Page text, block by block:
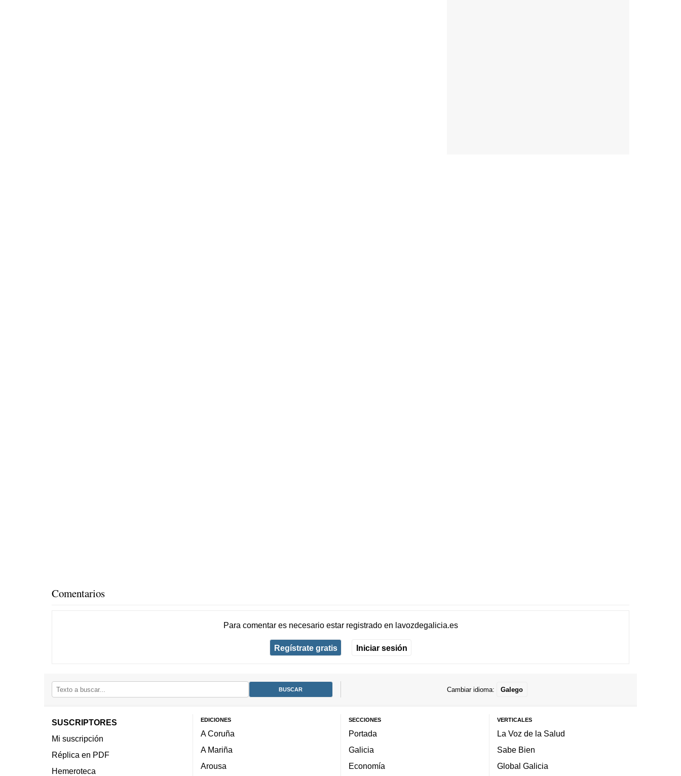
Comentarios
Para comentar es necesario estar registradoen lavozdegalicia.es
Regístrate gratis Iniciar sesión
Cambiar idioma: Galego
SUSCRIPTORES
Mi suscripción
Réplica en PDF
Hemeroteca
EDICIONES
A Coruña
A Mariña
Arousa
SECCIONES
Portada
Galicia
Economía
VERTICALES
La Voz de la Salud
Sabe Bien
Global Galicia